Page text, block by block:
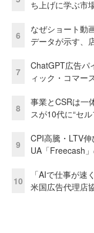
ち上げに学ぶ市
6
なぜショート動
データが示す、
7
ChatGPT広告
ィック・コマー
8
事業とCSRは
スが10代に“セ
9
CPI高騰・LTV
UA「Freecash
10
「AIで仕事が
米国広告代理店